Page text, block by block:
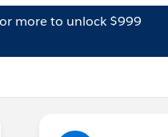
more to unlock $999